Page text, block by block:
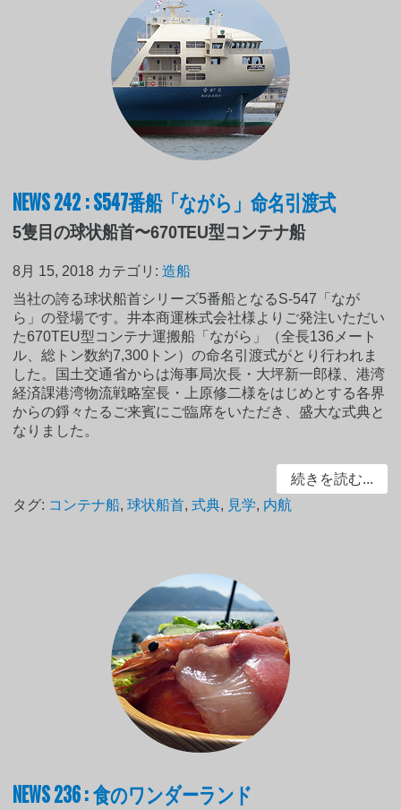
NEWS 242 : S547番船「ながら」命名引渡式
5隻目の球状船首〜670TEU型コンテナ船
8月 15, 2018 カテゴリ:造船
当社の誇る球状船首シリーズ5番船となるS-547「なが
ら」の登場です。井本商運株式会社様よりご発注いただい
た670TEU型コンテナ運搬船「ながら」（全長136メート
ル、総トン数約7,300トン）の命名引渡式がとり行われま
した。国土交通省からは海事局次長・大坪新一郎様、港湾
経済課港湾物流戦略室長・上原修二様をはじめとする各界
からの錚々たるご来賓にご臨席をいただき、盛大な式典と
なりました。
続きを読む...
タグ: コンテナ船,球状船首,式典, 見学, 内航
NEWS 236 : 食のワンダーランド